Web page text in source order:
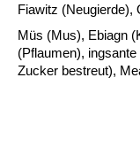
Fiawitz (Neugierde),
Müs (Mus), Ebiagn
(Pflaumen),
Zucker bestreut),